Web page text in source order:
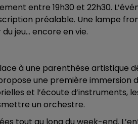
entre 19h30 et 22h30.
préalable. Une lampe
jeu… encore en vie.
à une parenthèse artistique
une première immersion
et l’écoute
un orchestre.
tout au long du week-end.
16h00 - 20h00
Le Week-end